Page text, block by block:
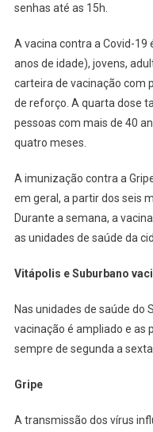
senhas até as 15h.
A vacina contra a Covid-19
anos de idade), jovens,
carteira de vacinação com
de reforço. A quarta dose
pessoas com mais de 40
quatro meses.
A imunização contra a
em geral, a partir dos seis
Durante a semana, a
as unidades de saúde da
Vitápolis e Suburbano
Nas unidades de saúde do
vacinação é ampliado e as
sempre de segunda a
Gripe
A transmissão dos vírus